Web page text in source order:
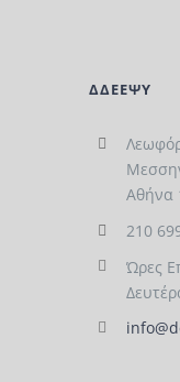
ΔΔΕΕΨΥ
Αθήνα
210
Ώρες